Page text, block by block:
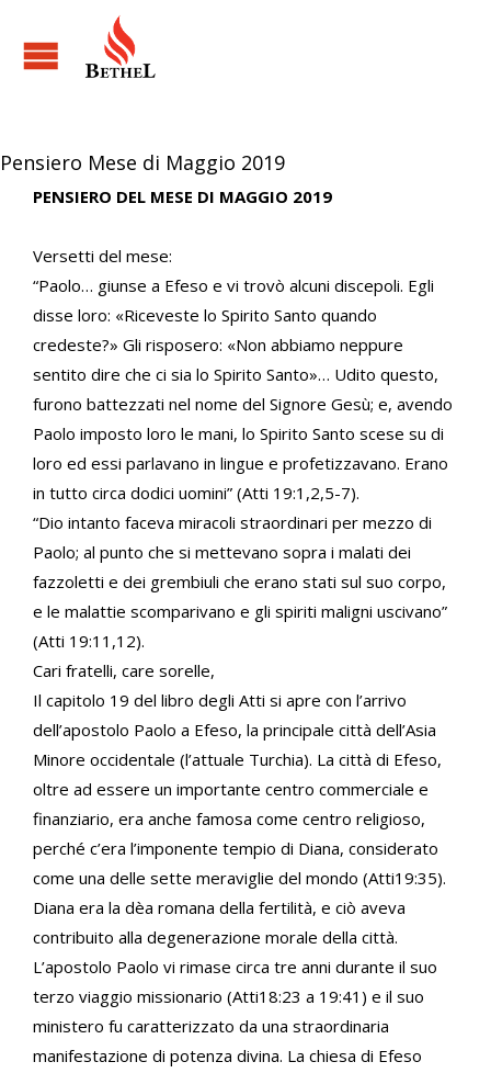
Pensiero Mese di Maggio 2019
PENSIERO DEL MESE DI MAGGIO 2019
Versetti del mese:
“Paolo… giunse a Efeso e vi trovò alcuni discepoli. Egli
disse loro: «Riceveste lo Spirito Santo quando
credeste?» Gli risposero: «Non abbiamo neppure
sentito dire che ci sia lo Spirito Santo»… Udito questo,
furono battezzati nel nome del Signore Gesù; e, avendo
Paolo imposto loro le mani, lo Spirito Santo scese su di
loro ed essi parlavano in lingue e profetizzavano. Erano
in tutto circa dodici uomini” (Atti 19:1,2,5-7).
“Dio intanto faceva miracoli straordinari per mezzo di
Paolo; al punto che si mettevano sopra i malati dei
fazzoletti e dei grembiuli che erano stati sul suo corpo,
e le malattie scomparivano e gli spiriti maligni uscivano”
(Atti 19:11,12).
Cari fratelli, care sorelle,
Il capitolo 19 del libro degli Atti si apre con l’arrivo
dell’apostolo Paolo a Efeso, la principale città dell’Asia
Minore occidentale (l’attuale Turchia). La città di Efeso,
oltre ad essere un importante centro commerciale e
finanziario, era anche famosa come centro religioso,
perché c’era l’imponente tempio di Diana, considerato
come una delle sette meraviglie del mondo (Atti19:35).
Diana era la dèa romana della fertilità, e ciò aveva
contribuito alla degenerazione morale della città.
L’apostolo Paolo vi rimase circa tre anni durante il suo
terzo viaggio missionario (Atti18:23 a 19:41) e il suo
ministero fu caratterizzato da una straordinaria
manifestazione di potenza divina. La chiesa di Efeso